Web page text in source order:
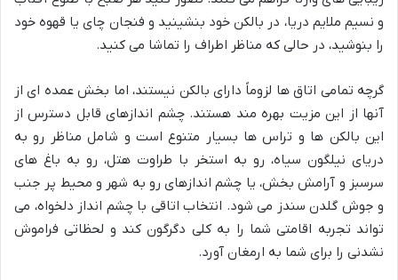
و نسیم ملایم دریا، در بالکن خود بنشینید و فنجان چای یا قهوه خود
را بنوشید، در حالی که مناظر اطراف را تماشا می کنید.
گرچه تمامی اتاق ها لزوماً دارای بالکن نیستند، اما بخش عمده ای از
آنها از این مزیت بهره مند هستند. چشم اندازهای قابل دسترس از
این بالکن ها و تراس ها بسیار متنوع است و شامل مناظر رو به
دریای نیلگون سیاه، رو به استخر با طراوت هتل، رو به باغ های
سرسبز و آرامش بخش، یا چشم اندازهای رو به شهر و محیط پر جنب
و جوش گلدن سندز می شود. انتخاب اتاقی با چشم انداز دلخواه، می
تواند تجربه اقامتی شما را به کلی دگرگون کند و لحظاتی فراموش
نشدنی را برای شما به ارمغان آورد.